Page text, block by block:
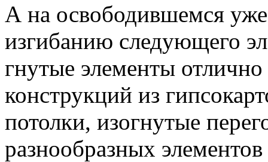
А на освободившемся
изгибанию следующего
гнутые элементы отлично
конструкций из
потолки, изогнутые
разнообразных